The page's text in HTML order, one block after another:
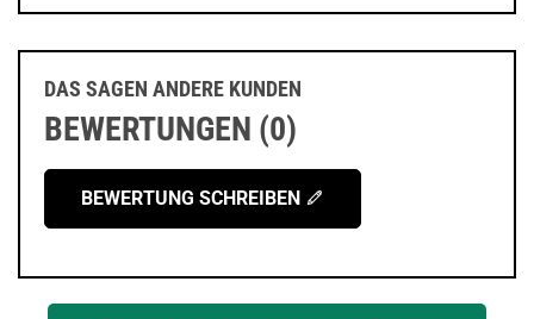
DAS SAGEN ANDERE KUNDEN
BEWERTUNGEN (0)
BEWERTUNG SCHREIBEN